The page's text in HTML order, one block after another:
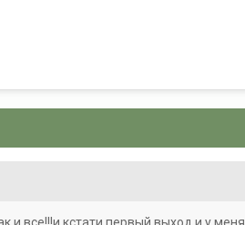
и все!!!и кстати первый выход и у меня